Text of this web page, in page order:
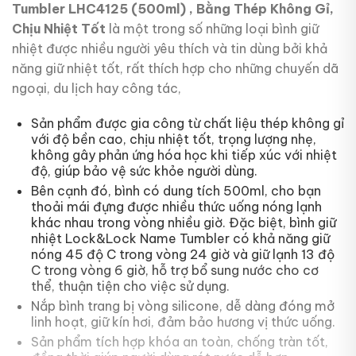
Tumbler LHC4125 (500ml) , Bằng Thép Không Gỉ,
Chịu Nhiệt Tốt là một trong số những loại bình giữ
nhiệt được nhiều người yêu thích và tin dùng bởi khả
năng giữ nhiệt tốt, rất thích hợp cho những chuyến dã
ngoại, du lịch hay công tác,
Sản phẩm được gia công từ chất liệu thép không gỉ
với độ bền cao, chịu nhiệt tốt, trọng lượng nhẹ,
không gây phản ứng hóa học khi tiếp xúc với nhiệt
độ, giúp bảo vệ sức khỏe người dùng.
Bên cạnh đó, bình có dung tích 500ml, cho bạn
thoải mái đựng được nhiều thức uống nóng lạnh
khác nhau trong vòng nhiều giờ. Đặc biệt, bình giữ
nhiệt Lock&Lock Name Tumbler có khả năng giữ
nóng 45 độ C trong vòng 24 giờ và giữ lạnh 13 độ
C trong vòng 6 giờ, hỗ trợ bổ sung nước cho cơ
thể, thuận tiện cho việc sử dụng.
Nắp bình trang bị vòng silicone, dễ dàng đóng mở
linh hoạt, giữ kín hơi, đảm bảo hương vị thức uống.
Sản phẩm tích hợp khóa an toàn, chống tràn tốt,